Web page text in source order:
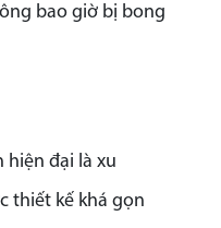
bao giờ bị bong
hiện đại là xu
thiết kế khá gọn